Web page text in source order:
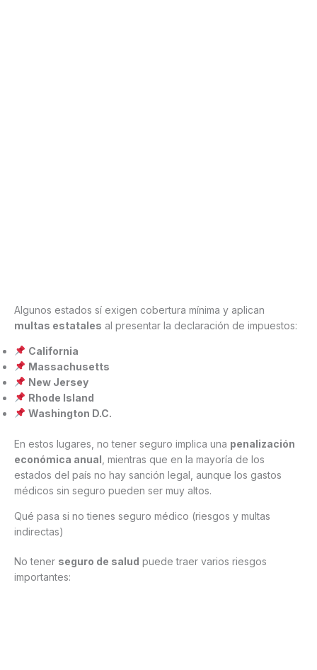
Algunos estados sí exigen cobertura mínima y aplican
multas estatales al presentar la declaración de impuestos:
California
Massachusetts
New Jersey
Rhode Island
Washington D.C.
En estos lugares, no tener seguro implica una penalización
económica anual , mientras que en la mayoría de los
estados del país no hay sanción legal, aunque los gastos
médicos sin seguro pueden ser muy altos.
Qué pasa si no tienes seguro médico (riesgos y multas
indirectas)
No tener seguro de salud puede traer varios riesgos
importantes: